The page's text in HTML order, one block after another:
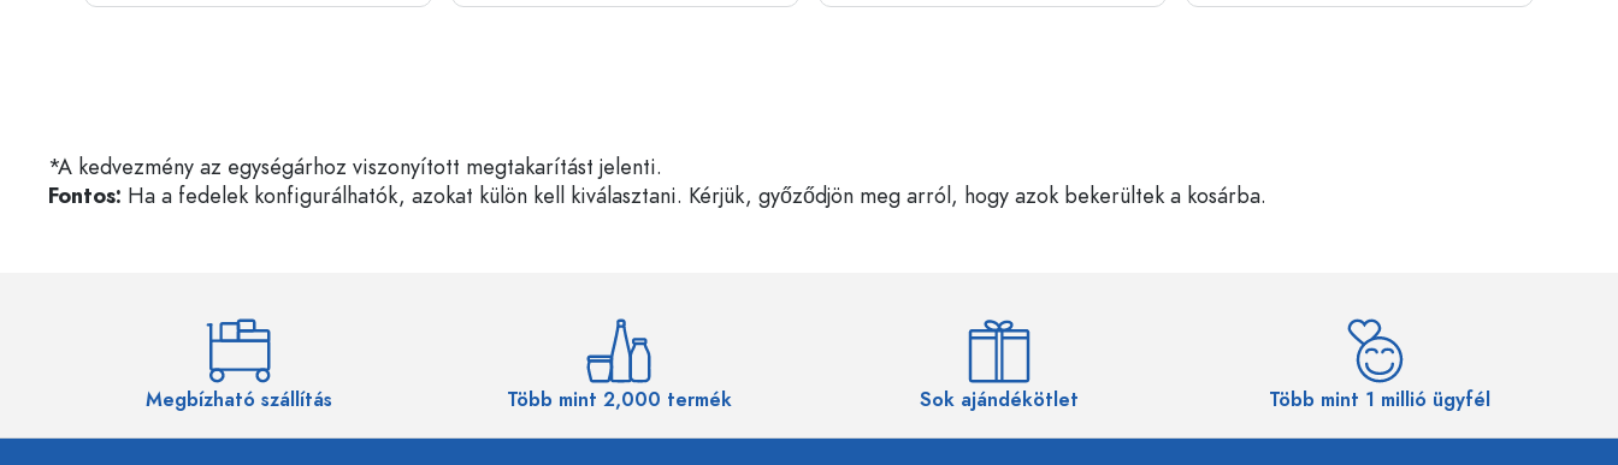
*A kedvezmény az egységárhoz viszonyított megtakarítást jelenti.
Fontos: Ha a fedelek konfigurálhatók, azokat külön kell kiválasztani. Kérjük, győződjön meg arról, hogy azok bekerültek a kosárba.
Megbízható szállítás Több mint 2,000 termék Sok ajándékötlet Több mint 1 millió ügyfél